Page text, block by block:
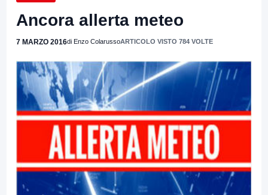
Ancora allerta meteo
7 MARZO 2016di Enzo ColarussoARTICOLO VISTO 784 VOLTE